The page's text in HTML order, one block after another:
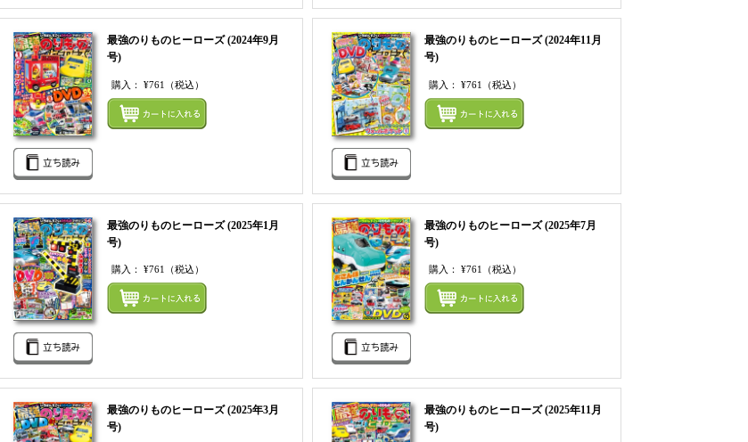
まとめてカートにいれる
最強のりものヒーローズ (2024年9月
号)
購入： ¥761 （税込）
まとめてカートにいれる
最強のりものヒーローズ (2024年11月
号)
購入：¥761 （税込）
まとめてカートにいれる
最強のりものヒーローズ (2025年1月
号)
購入： ¥761 （税込）
まとめてカートにいれる
最強のりものヒーローズ (2025年7月
号)
購入：¥761 （税込）
最強のりものヒーローズ (2025年3月
号)
最強のりものヒーローズ (2025年11月
号)